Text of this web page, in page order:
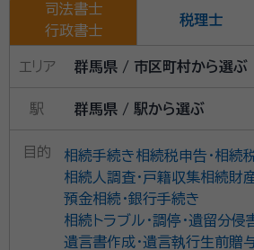
司法書士
行政書士
税理士
エリア 群馬県 / 市区町村から選ぶ
駅 群馬県 / 駅から選ぶ
目的 相続手続き相続税申告・相続
相続人調査・戸籍収集相続財
預金相続・銀行手続き
相続トラブル・調停・遺留分侵
遺言書作成・遺言執行生前贈